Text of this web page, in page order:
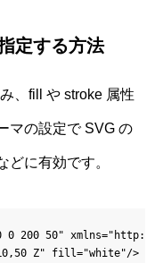
定する方法
、fill や stroke 属性
マの設定で SVG の
に有効です。
0 200 50" xmlns="http://
Z" fill="white"/>